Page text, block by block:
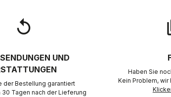
replay
UND
der Bestellung garantiert
30 Tagen nach der Lieferung
Haben Sie
Kein Problem, wir